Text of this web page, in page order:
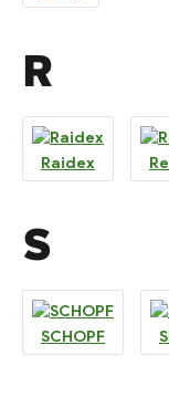
R
Raidex
S
SCHOPF